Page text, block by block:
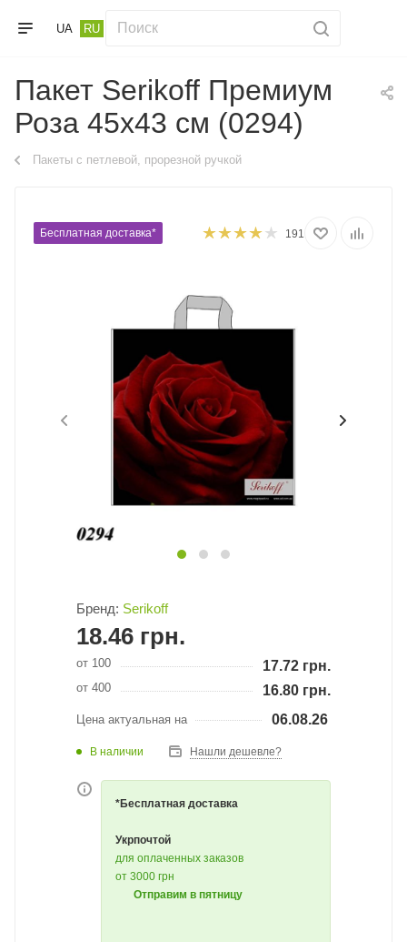
UA RU
Пакет Serikoff Премиум
Роза 45х43 см (0294)
Пакеты с петлевой, прорезной ручкой
Бесплатная доставка* 191
Бренд: Serikoff
18.46 грн.
от 100 17.72 грн.
от 400 16.80 грн.
Цена актуальная на 06.08.26
В наличии Нашли дешевле?
*Бесплатная доставка
Укрпочтой
для оплаченных заказов
от 3000 грн
Отправим в пятницу